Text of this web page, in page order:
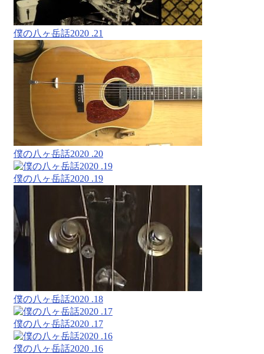
僕の八ヶ岳話2020 .21
僕の八ヶ岳話2020 .20
僕の八ヶ岳話2020 .19
僕の八ヶ岳話2020 .18
僕の八ヶ岳話2020 .17
僕の八ヶ岳話2020 .16